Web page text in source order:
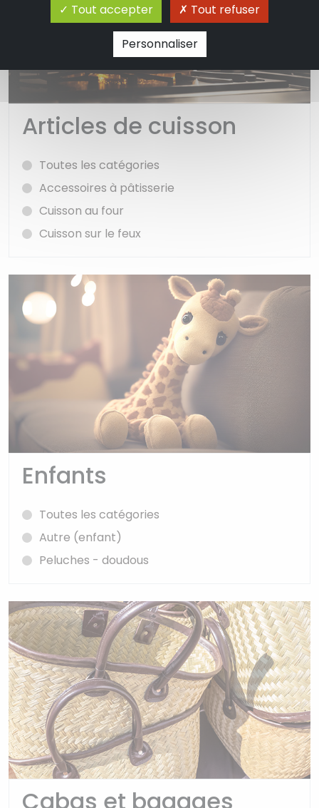
Articles de cuisson
Toutes les catégories
Accessoires à pâtisserie
Cuisson au four
Cuisson sur le feux
Enfants
Toutes les catégories
Autre (enfant)
Peluches - doudous
Cabas et bagages
Tout accepter
Tout refuser
Personnaliser